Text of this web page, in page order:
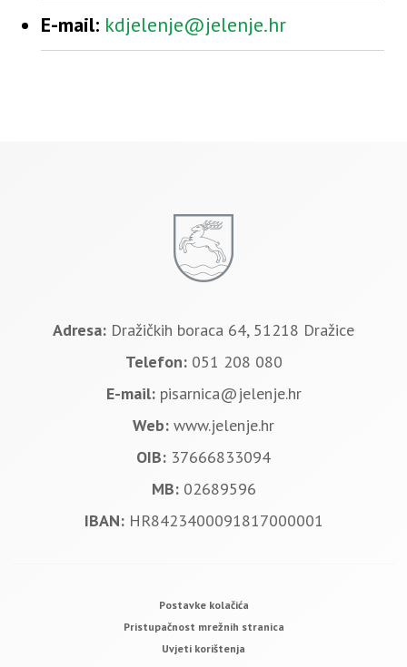
E-mail: kdjelenje@jelenje.hr
Adresa: Dražičkih boraca 64, 51218 Dražice
Telefon: 051 208 080
E-mail: pisarnica@jelenje.hr
Web: www.jelenje.hr
OIB: 37666833094
MB: 02689596
IBAN: HR8423400091817000001
Postavke kolačića
Pristupačnost mrežnih stranica
Uvjeti korištenja